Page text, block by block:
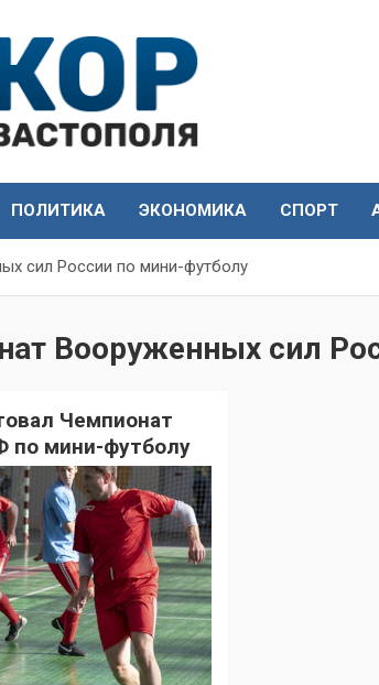
ПОЛИТИКА ЭКОНОМИКА СПОРТ
сил России по мини-футболу
Вооруженных сил
Чемпионат
по мини-футболу